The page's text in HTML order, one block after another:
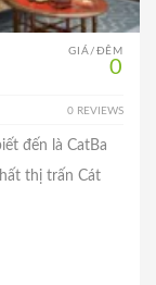
GIÁ/ĐÊM
0
0 REVIEWS
đến là CatBa
thị trấn Cát